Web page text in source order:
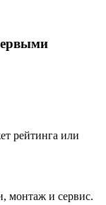
рейтинга или
монтаж и сервис.